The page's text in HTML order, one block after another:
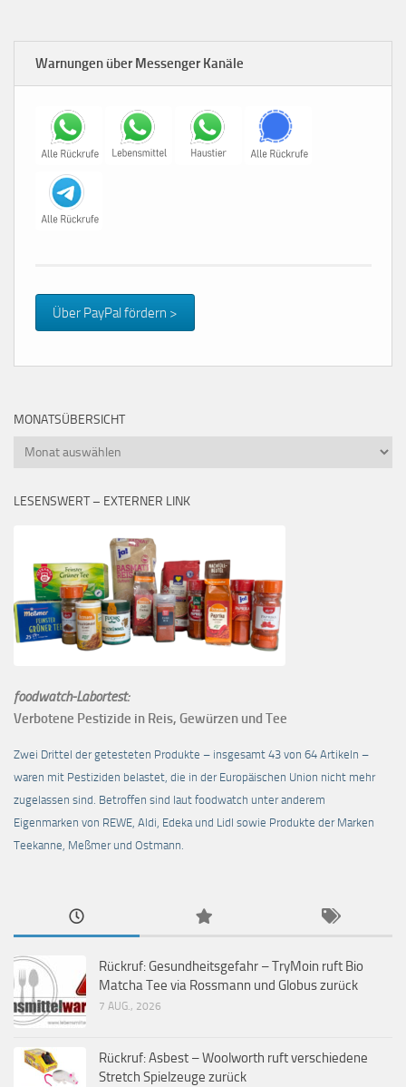
Warnungen über Messenger Kanäle
Über PayPal fördern >
MONATSÜBERSICHT
Monatsübersicht
LESENSWERT – EXTERNER LINK
foodwatch-Labortest:
Verbotene Pestizide in Reis, Gewürzen und Tee
Zwei Drittel der getesteten Produkte – insgesamt 43 von 64 Artikeln –
waren mit Pestiziden belastet, die in der Europäischen Union nicht mehr
zugelassen sind. Betroffen sind laut foodwatch unter anderem
Eigenmarken von REWE, Aldi, Edeka und Lidl sowie Produkte der Marken
Teekanne, Meßmer und Ostmann.
Rückruf: Gesundheitsgefahr – TryMoin ruft Bio
Matcha Tee via Rossmann und Globus zurück
7 AUG., 2026
Rückruf: Asbest – Woolworth ruft verschiedene
Stretch Spielzeuge zurück